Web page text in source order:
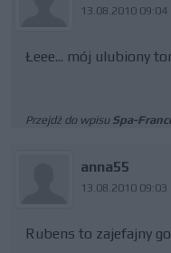
13.08.2010 09:04
Łeee... mój ulubiony
Przejdź do wpisu Spa-
anna55
13.08.2010 09:03
Rubens to zajefajny